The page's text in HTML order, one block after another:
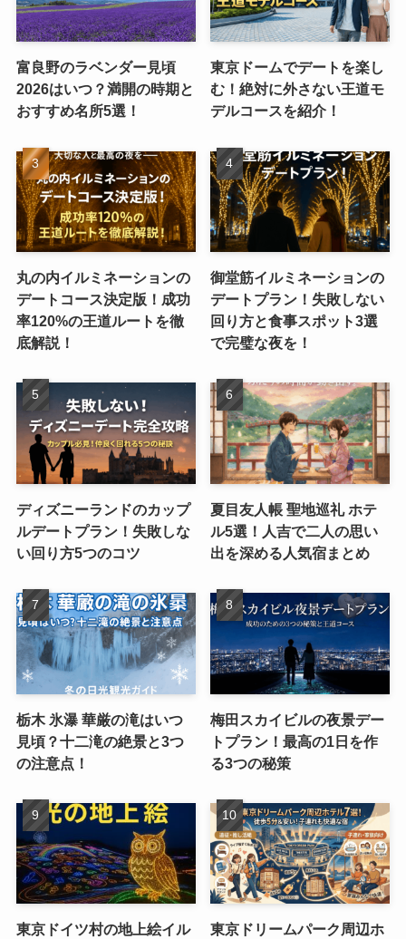
富良野のラベンダー見頃
2026はいつ？満開の時期と
おすすめ名所5選！
東京ドームでデートを楽し
む！絶対に外さない王道モ
デルコースを紹介！
丸の内イルミネーションの
デートコース決定版！成功
率120%の王道ルートを徹
底解説！
御堂筋イルミネーションの
デートプラン！失敗しない
回り方と食事スポット3選
で完璧な夜を！
ディズニーランドのカップ
ルデートプラン！失敗しな
い回り方5つのコツ
夏目友人帳 聖地巡礼 ホテ
ル5選！人吉で二人の思い
出を深める人気宿まとめ
栃木 氷瀑 華厳の滝はいつ
見頃？十二滝の絶景と3つ
の注意点！
梅田スカイビルの夜景デー
トプラン！最高の1日を作
る3つの秘策
東京ドイツ村の地上絵イル
東京ドリームパーク周辺ホ